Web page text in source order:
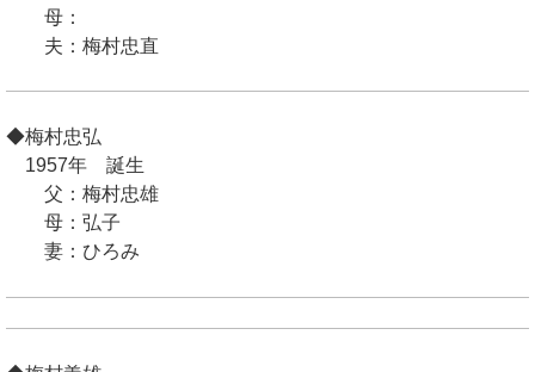
母：
夫：梅村忠直
◆梅村忠弘
1957年 誕生
父：梅村忠雄
母：弘子
妻：ひろみ